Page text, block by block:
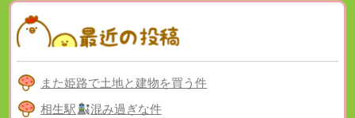
また姫路で土地と建物を買う件
相生駅
混み過ぎな件